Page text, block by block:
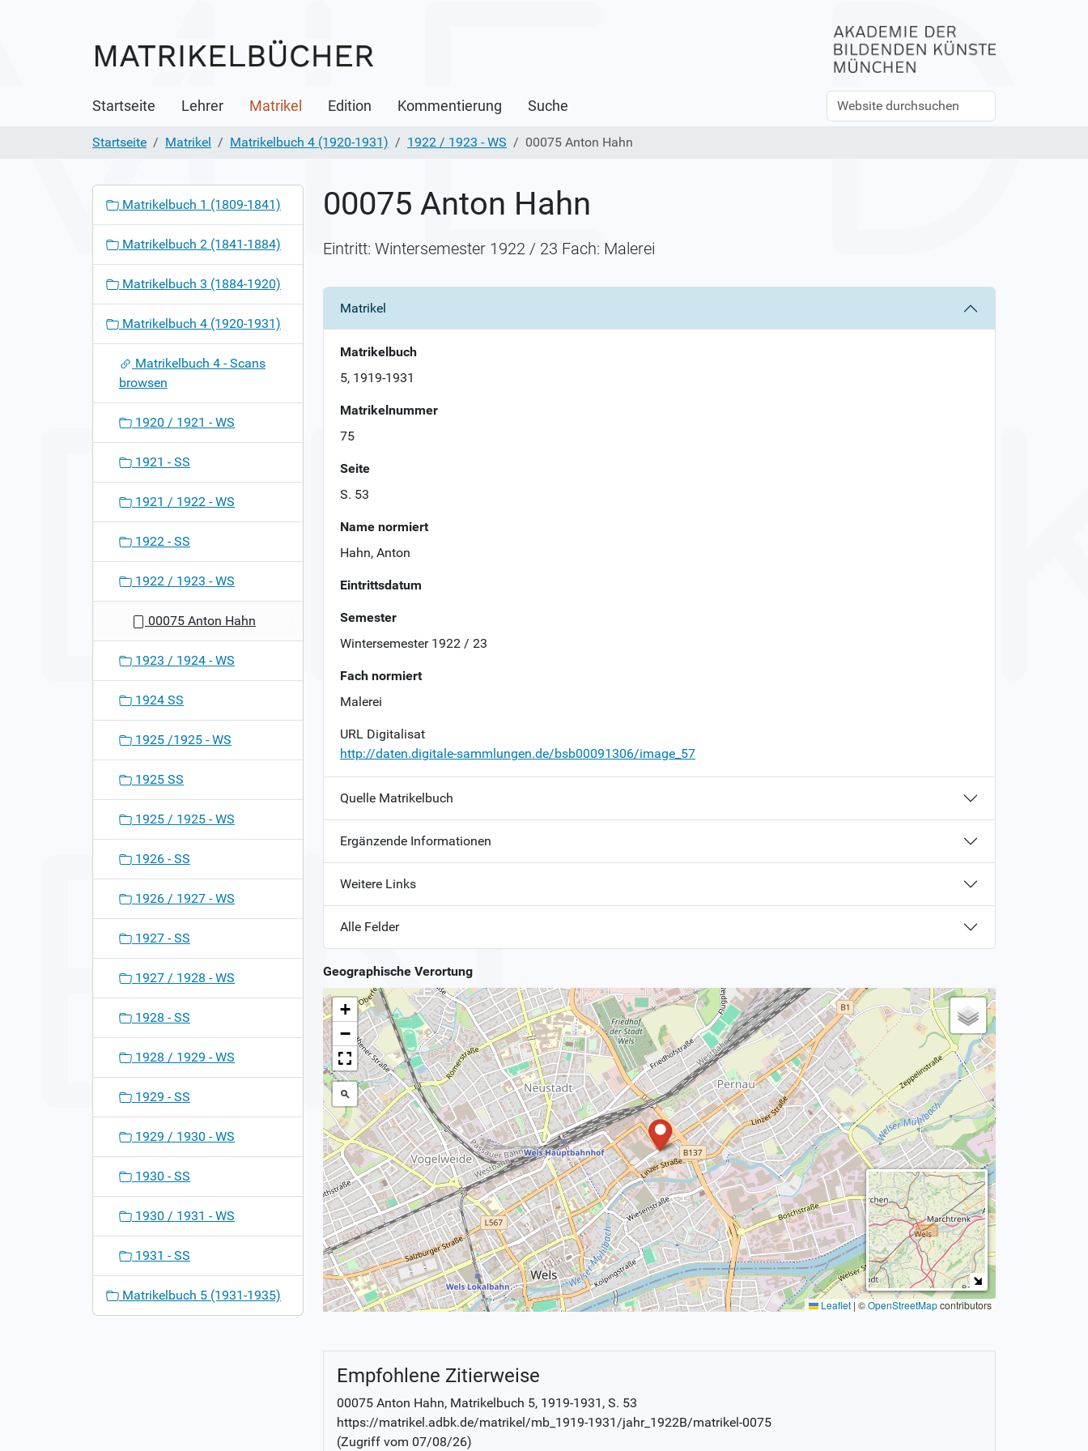
Startseite Lehrer Matrikel Edition Kommentierung Suche
Website
durchsuchen
Erweiterte
Suche…
Startseite
Matrikel Matrikelbuch 4 (1920-1931) 1922 / 1923 - WS 00075 Anton Hahn
00075 Anton Hahn
Eintritt: Wintersemester 1922 / 23 Fach: Malerei
Matrikel
Matrikelbuch
5, 1919-1931
Matrikelnummer
75
Seite
S. 53
Name normiert
Hahn, Anton
Eintrittsdatum
Semester
Wintersemester 1922 / 23
Fach normiert
Malerei
URL Digitalisat
http://daten.digitale-sammlungen.de/bsb00091306/image_57
Quelle Matrikelbuch
Ergänzende Informationen
Weitere Links
Alle Felder
Geographische Verortung
+
−
Leaflet | ©OpenStreetMapcontributors
Empfohlene Zitierweise
00075 Anton Hahn, Matrikelbuch 5, 1919-1931 , S. 53
https://matrikel.adbk.de/matrikel/mb_1919-1931/jahr_1922B/matrikel-0075
(Zugriff vom 07/08/26)
o
Matrikelbuch 1 (1809-1841)
Matrikelbuch 2 (1841-1884)
Matrikelbuch 3 (1884-1920)
Matrikelbuch 4 (1920-1931)
Matrikelbuch 4 - Scans
browsen
1920 / 1921 - WS
1921 - SS
1921 / 1922 - WS
1922 - SS
1922 / 1923 - WS
00075 Anton Hahn
1923 / 1924 - WS
1924 SS
1925 /1925 - WS
1925 SS
1925 / 1925 - WS
1926 - SS
1926 / 1927 - WS
1927 - SS
1927 / 1928 - WS
1928 - SS
1928 / 1929 - WS
1929 - SS
1929 / 1930 - WS
1930 - SS
1930 / 1931 - WS
1931 - SS
Matrikelbuch 5 (1931-1935)